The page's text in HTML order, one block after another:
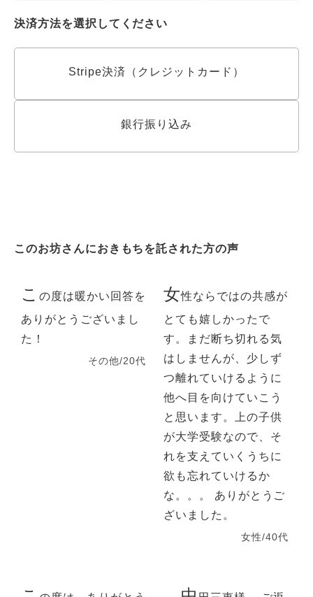
決済方法を選択してください
Stripe決済（クレジットカード）
銀行振り込み
このお坊さんにおきもちを託された方の声
こ の度は暖かい回答を
ありがとうございまし
た！
その他/20代
女性ならではの共感が
とても嬉しかったで
す。まだ断ち切れる気
はしませんが、少しず
つ離れていけるように
他へ目を向けていこう
と思います。上の子供
が大学受験なので、そ
れを支えていくうちに
欲も忘れていけるか
な。。。 ありがとうご
ざいました。
女性/40代